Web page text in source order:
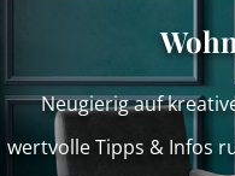
Neugierig auf
wertvolle Tipps & Infos